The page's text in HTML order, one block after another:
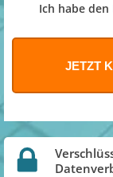
Ich habe den